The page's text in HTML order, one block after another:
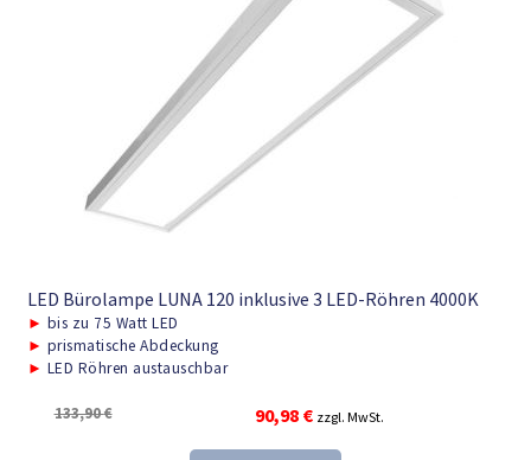
LED Bürolampe LUNA 120 inklusive 3 LED-Röhren 4000K
► bis zu 75 Watt LED
► prismatische Abdeckung
► LED Röhren austauschbar
133,90€
Ursprünglicher
Preis
90,98 €Aktueller
Preis
zzgl. MwSt.